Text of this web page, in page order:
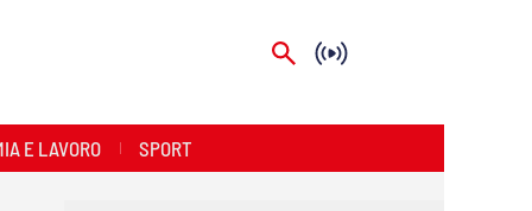
E LAVORO SPORT